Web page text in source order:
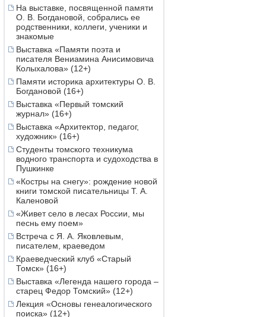
На выставке, посвященной памяти
О. В. Богдановой, собрались ее
родственники, коллеги, ученики и
знакомые
Выставка «Памяти поэта и
писателя Вениамина Анисимовича
Колыхалова» (12+)
Памяти историка архитектуры О. В.
Богдановой (16+)
Выставка «Первый томский
журнал» (16+)
Выставка «Архитектор, педагог,
художник» (16+)
Студенты томского техникума
водного транспорта и судоходства в
Пушкинке
«Костры на снегу»: рождение новой
книги томской писательницы Т. А.
Каленовой
«Живет село в лесах России, мы
песнь ему поем»
Встреча с Я. А. Яковлевым,
писателем, краеведом
Краеведческий клуб «Старый
Томск» (16+)
Выставка «Легенда нашего города –
старец Федор Томский» (12+)
Лекция «Основы генеалогического
поиска» (12+)